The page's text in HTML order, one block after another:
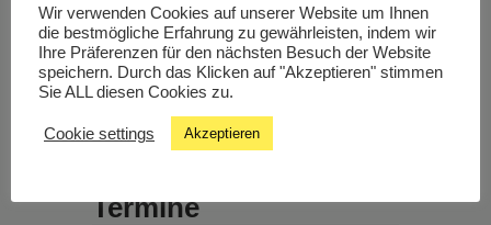
Studiochat
Songfinder
Termine
Wir verwenden Cookies auf unserer Website um Ihnen
die bestmögliche Erfahrung zu gewährleisten, indem wir
Ihre Präferenzen für den nächsten Besuch der Website
speichern. Durch das Klicken auf "Akzeptieren" stimmen
Sie ALL diesen Cookies zu.
Cookie settings Akzeptieren